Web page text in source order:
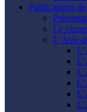
Publications
Le
L’Asie